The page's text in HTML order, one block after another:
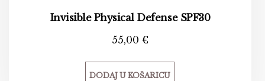
Invisible Physical Defense SPF30
55,00 €
DODAJ U KOŠARICU